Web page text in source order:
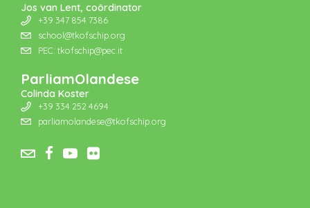
Jos van Lent, coördinator
+39 347 854 7386
school@tkofschip.org
PEC: tkofschip@pec.it
ParliamOlandese
Colinda Koster
+39 334 252 4694
parliamolandese@tkofschip.org